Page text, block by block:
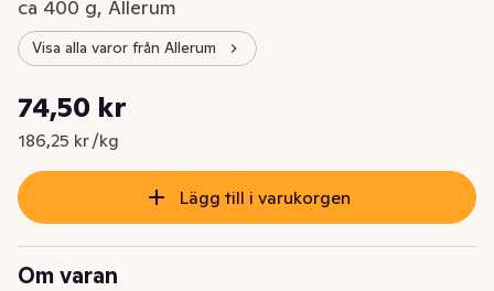
ca 400 g, Allerum
Visa alla varor från Allerum
Nuvarande pris är: 74,50 kr
74,50 kr
186,25 kr /kg
Styckpris: 186,25 kr /kg
Lägg till i varukorgen
Om varan